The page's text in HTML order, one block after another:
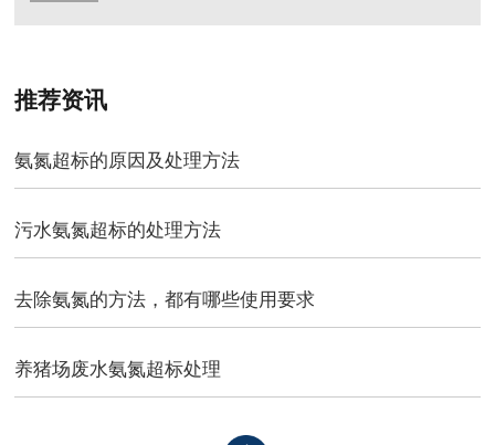
推荐资讯
氨氮超标的原因及处理方法
污水氨氮超标的处理方法
去除氨氮的方法，都有哪些使用要求
养猪场废水氨氮超标处理